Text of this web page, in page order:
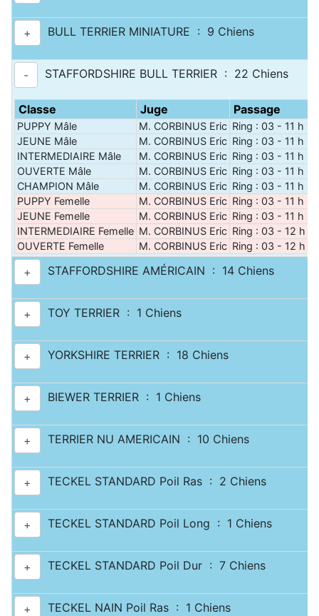
+ BULL TERRIER MINIATURE : 9 Chiens
- STAFFORDSHIRE BULL TERRIER : 22 Chiens
Classe Juge Passage
PUPPY Mâle M. CORBINUS Eric Ring : 03 - 11 h 10
JEUNE Mâle
M. CORBINUS Eric Ring : 03 - 11 h 15
INTERMEDIAIRE Mâle
M. CORBINUS Eric Ring : 03 - 11 h 30
OUVERTE Mâle
M. CORBINUS Eric Ring : 03 - 11 h 40
CHAMPION Mâle
M. CORBINUS Eric Ring : 03 - 11 h 45
PUPPY Femelle
M. CORBINUS Eric Ring : 03 - 11 h 50
JEUNE Femelle
M. CORBINUS Eric Ring : 03 - 11 h 55
INTERMEDIAIRE Femelle M. CORBINUS Eric Ring : 03 - 12 h
OUVERTE Femelle
M. CORBINUS Eric Ring : 03 - 12 h
+ STAFFORDSHIRE AMÉRICAIN : 14 Chiens
+ TOY TERRIER : 1 Chiens
+ YORKSHIRE TERRIER : 18 Chiens
+ BIEWER TERRIER : 1 Chiens
+ TERRIER NU AMERICAIN : 10 Chiens
+ TECKEL STANDARD Poil Ras : 2 Chiens
+ TECKEL STANDARD Poil Long : 1 Chiens
+ TECKEL STANDARD Poil Dur : 7 Chiens
+ TECKEL NAIN Poil Ras : 1 Chiens